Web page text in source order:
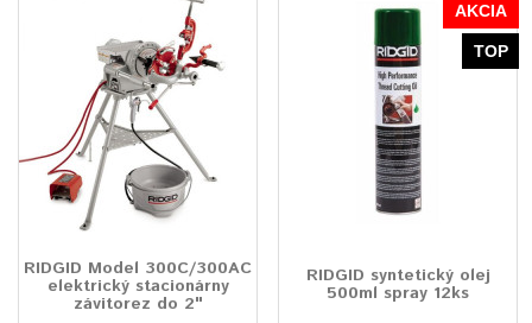
RIDGID Model 300C/300AC
elektrický stacionárny
závitorez do 2"
AKCIA
TOP
RIDGID syntetický olej
500ml spray 12ks